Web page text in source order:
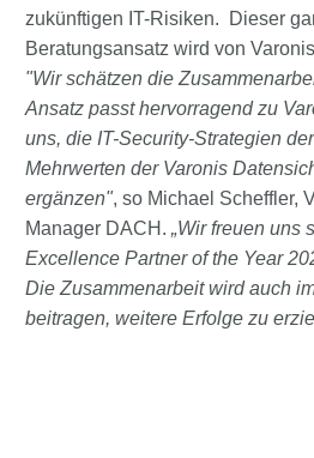
zukünftigen IT-Risiken. Dieser
Beratungsansatz wird von
"Wir schätzen die
Ansatz passt hervorragend zu
uns, die IT-Security-Strategien
Mehrwerten der Varonis
ergänzen", so Michael Scheffler,
Manager DACH. „Wir freuen uns
Excellence Partner of the Year
Die Zusammenarbeit wird auch
beitragen, weitere Erfolge zu